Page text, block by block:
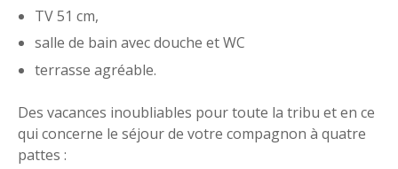
TV 51 cm,
salle de bain avec douche et WC
terrasse agréable.
Des vacances inoubliables pour toute la tribu et en ce
qui concerne le séjour de votre compagnon à quatre
pattes :